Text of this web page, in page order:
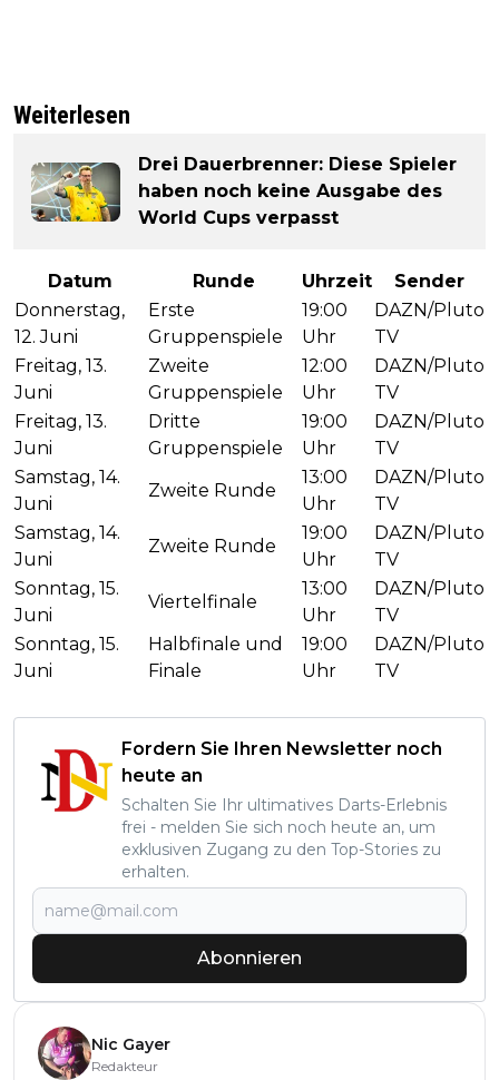
Weiterlesen
Drei Dauerbrenner: Diese Spieler
haben noch keine Ausgabe des
World Cups verpasst
Datum Runde Uhrzeit
Sender
Donnerstag,
12. Juni
Erste
Gruppenspiele
19:00
Uhr
DAZN/Pluto
TV
Freitag, 13.
Juni
Zweite
Gruppenspiele
12:00
Uhr
DAZN/Pluto
TV
Freitag, 13.
Juni
Dritte
Gruppenspiele
19:00
Uhr
DAZN/Pluto
TV
Samstag, 14.
Juni
Zweite Runde
13:00
Uhr
DAZN/Pluto
TV
Samstag, 14.
Juni
Zweite Runde
19:00
Uhr
DAZN/Pluto
TV
Sonntag, 15.
Juni
Viertelfinale
13:00
Uhr
DAZN/Pluto
TV
Sonntag, 15.
Juni
Halbfinale und
Finale
19:00
Uhr
DAZN/Pluto
TV
Fordern Sie Ihren Newsletter noch
heute an
Schalten Sie Ihr ultimatives Darts-Erlebnis
frei - melden Sie sich noch heute an, um
exklusiven Zugang zu den Top-Stories zu
erhalten.
Abonnieren
Nic Gayer
Redakteur